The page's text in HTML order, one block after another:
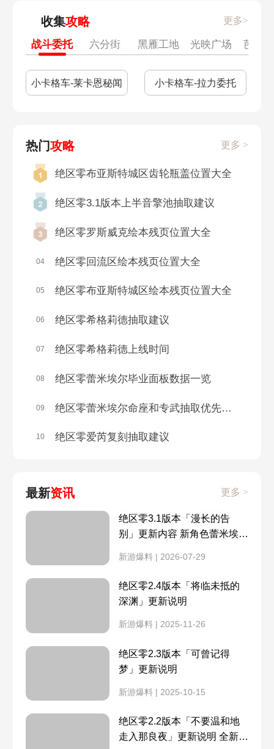
1.1前瞻兑换码 1.0调查协会纪念币
绝区零和原神一样吗 开服抽卡攻略
什么时候上线 正式服上线时间
拉面有哪些 代理人档案怎么获得
CV表 可琳cv
邦布语翻译插件 幽灵列车
隐藏任务鸡同鸭讲
莱卡恩cv
邦布插件怎么强化
杂货店怎么解锁
驱动盘大全
压力值有什么用
晋升认可章怎么获得 塑化镀剂有什么用
装备驱动盘怎么获得
收集攻略 更多>
战斗委托 六分街
黑雁工地
光映广场
芭莱
小卡格车-莱卡恩秘闻 小卡格车-拉力委托
热门攻略 更多 >
绝区零布亚斯特城区齿轮瓶盖位置大全
绝区零3.1版本上半音擎池抽取建议
绝区零罗斯威克绘本残页位置大全
04 绝区零回流区绘本残页位置大全
05 绝区零布亚斯特城区绘本残页位置大全
06 绝区零希格莉德抽取建议
07 绝区零希格莉德上线时间
08 绝区零蕾米埃尔毕业面板数据一览
09 绝区零蕾米埃尔命座和专武抽取优先级推荐
10 绝区零爱芮复刻抽取建议
最新资讯 更多 >
绝区零3.1版本「漫长的告
别」更新内容 新角色蕾米埃
新游爆料 | 2026-07-29
绝区零2.4版本「将临未抵的
深渊」更新说明
新游爆料 | 2025-11-26
绝区零2.3版本「可曾记得
梦」更新说明
新游爆料 | 2025-10-15
绝区零2.2版本「不要温和地
走入那良夜」更新说明 全新s